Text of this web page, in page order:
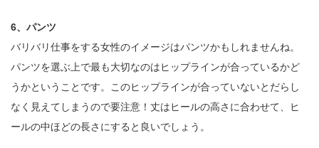
6、パンツ
バリバリ仕事をする女性のイメージはパンツかもしれませんね。
パンツを選ぶ上で最も大切なのはヒップラインが合っているかど
うかということです。このヒップラインが合っていないとだらし
なく見えてしまうので要注意！丈はヒールの高さに合わせて、ヒ
ールの中ほどの長さにすると良いでしょう。